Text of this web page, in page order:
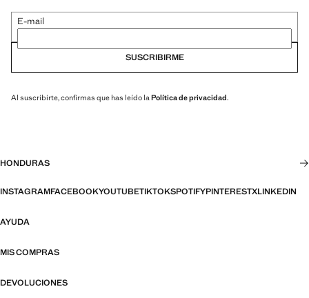
E-mail
SUSCRIBIRME
Al suscribirte, confirmas que has leído la Política de privacidad.
HONDURAS
INSTAGRAMFACEBOOKYOUTUBETIKTOKSPOTIFYPINTERESTXLINKEDIN
AYUDA
MIS COMPRAS
DEVOLUCIONES